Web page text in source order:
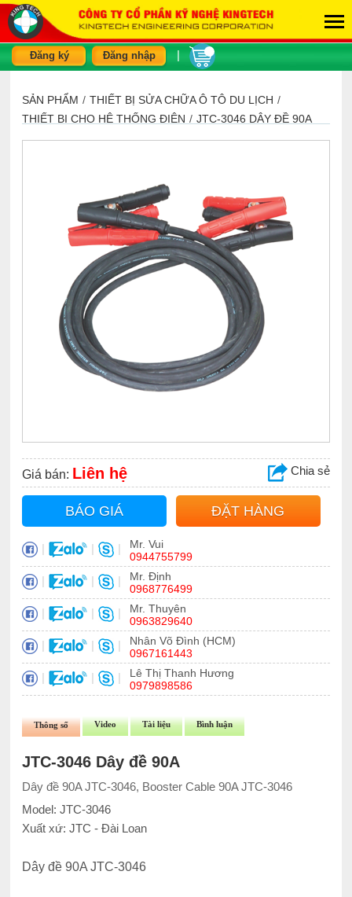
Đăng ký Đăng nhập
SẢN PHẨM / THIẾT BỊ SỬA CHỮA Ô TÔ DU LỊCH /
THIẾT BỊ CHO HỆ THỐNG ĐIỆN / JTC-3046 DÂY ĐỀ 90A
Giá bán: Liên hệ Chia sẻ
BÁO GIÁ ĐẶT HÀNG
| | |
Mr. Vui
0944755799
| | |
Mr. Định
0968776499
| | |
Mr. Thuyên
0963829640
| | |
Nhân Võ Đình (HCM)
0967161443
| | |
Lê Thị Thanh Hương
0979898586
Thông số Video Tài liệu Bình luận
JTC-3046 Dây đề 90A
Dây đề 90A JTC-3046, Booster Cable 90A JTC-3046
Model: JTC-3046
Xuất xứ: JTC - Đài Loan
Dây đề 90A JTC-3046